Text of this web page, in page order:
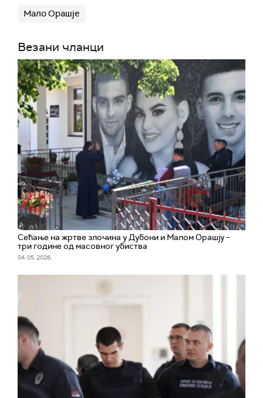
Мало Орашје
Везани чланци
Сећање на жртве злочина у Дубони и Малом Орашју –
три године од масовног убиства
04. 05. 2026.